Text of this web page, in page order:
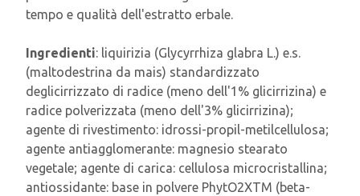
tempo e qualità dell'estratto erbale.
Ingredienti: liquirizia (Glycyrrhiza glabra L.) e.s.
(maltodestrina da mais) standardizzato
deglicirrizzato di radice (meno dell'1% glicirrizina) e
radice polverizzata (meno dell'3% glicirrizina);
agente di rivestimento: idrossi-propil-metilcellulosa;
agente antiagglomerante: magnesio stearato
vegetale; agente di carica: cellulosa microcristallina;
antiossidante: base in polvere PhytO2XTM (beta-